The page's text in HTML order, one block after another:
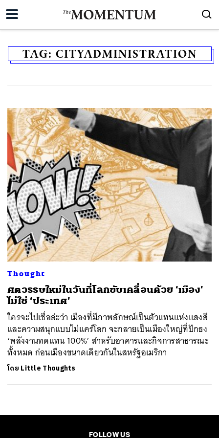
TAG: CITYADMINISTRATION
Thought
ศตวรรษใหม่ในวันที่โลกขับเคลื่อนด้วย ‘เมือง’
ไม่ใช่ ‘ประเทศ’
ใครจะไปเชื่อล่ะว่า เมืองที่มีภาพลักษณ์เป็นตัวแทนแห่งแสงสี
และความสนุกแบบไม่แคร์โลก จะกลายเป็นเมืองใหญ่ที่ปักธง
‘พลังงานทดแทน 100%’ สำหรับอาคารและกิจการสาธารณะ
ทั้งหมด ก่อนเมืองขนาดเดียวกันในสหรัฐอเมริกา
โดย Little Thoughts
FOLLOW US
ค้นหา
SHARE TWEET LINE EMAIL